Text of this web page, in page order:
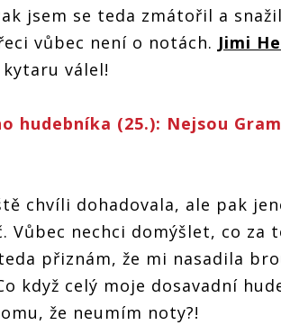
jsem se teda zmátořil a
vůbec není o notách. Jimi
válel!
hudebníka (25.): Nejsou
chvíli dohadovala, ale pak
Vůbec nechci domýšlet, co za
přiznám, že mi nasadila
když celý moje dosavadní
že neumím noty?!